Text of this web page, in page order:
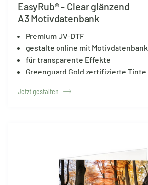
EasyRub® - Clear glänzend
A3 Motivdatenbank
Premium UV-DTF
gestalte online mit Motivdatenbank
für transparente Effekte
Greenguard Gold zertifizierte Tinte
Jetzt gestalten